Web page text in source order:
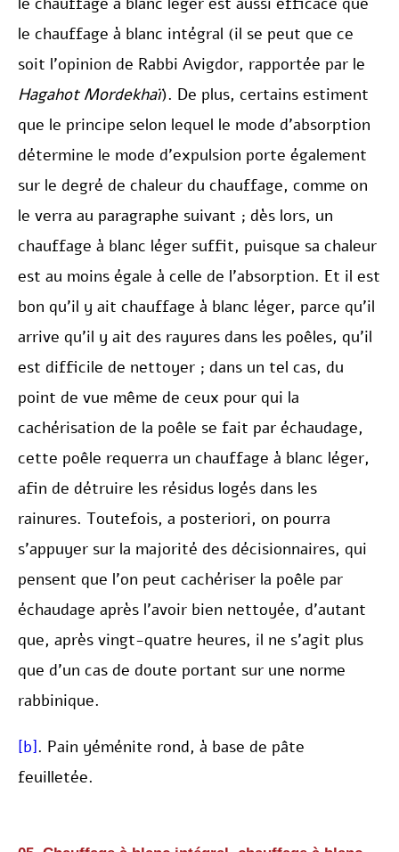
le chauffage à blanc intégral (il se peut que ce
soit l’opinion de Rabbi Avigdor, rapportée par le
Hagahot Mordekhaï). De plus, certains estiment
que le principe selon lequel le mode d’absorption
détermine le mode d’expulsion porte également
sur le degré de chaleur du chauffage, comme on
le verra au paragraphe suivant ; dès lors, un
chauffage à blanc léger suffit, puisque sa chaleur
est au moins égale à celle de l’absorption. Et il est
bon qu’il y ait chauffage à blanc léger, parce qu’il
arrive qu’il y ait des rayures dans les poêles, qu’il
est difficile de nettoyer ; dans un tel cas, du
point de vue même de ceux pour qui la
cachérisation de la poêle se fait par échaudage,
cette poêle requerra un chauffage à blanc léger,
afin de détruire les résidus logés dans les
rainures. Toutefois, a posteriori, on pourra
s’appuyer sur la majorité des décisionnaires, qui
pensent que l’on peut cachériser la poêle par
échaudage après l’avoir bien nettoyée, d’autant
que, après vingt-quatre heures, il ne s’agit plus
que d’un cas de doute portant sur une norme
rabbinique.
[b]. Pain yéménite rond, à base de pâte
feuilletée.